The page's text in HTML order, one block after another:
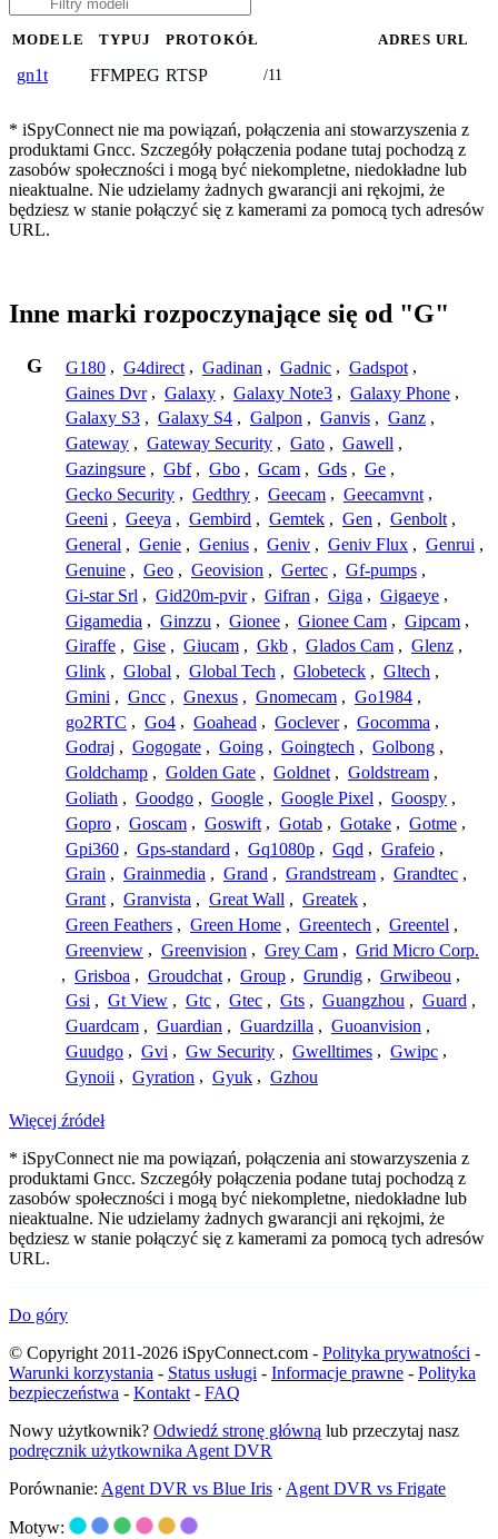
MODELE TYPUJ PROTOKÓŁ ADRES URL
gn1t FFMPEG RTSP /11
* iSpyConnect nie ma powiązań, połączenia ani stowarzyszenia z
produktami Gncc. Szczegóły połączenia podane tutaj pochodzą z
zasobów społeczności i mogą być niekompletne, niedokładne lub
nieaktualne. Nie udzielamy żadnych gwarancji ani rękojmi, że
będziesz w stanie połączyć się z kamerami za pomocą tych adresów
URL.
Inne marki rozpoczynające się od "G"
G G180 , G4direct , Gadinan , Gadnic , Gadspot ,
Gaines Dvr , Galaxy , Galaxy Note3 , Galaxy Phone ,
Galaxy S3 , Galaxy S4 , Galpon , Ganvis , Ganz ,
Gateway , Gateway Security , Gato , Gawell ,
Gazingsure , Gbf , Gbo , Gcam , Gds , Ge ,
Gecko Security , Gedthry , Geecam , Geecamvnt ,
Geeni , Geeya , Gembird , Gemtek , Gen , Genbolt ,
General , Genie , Genius , Geniv , Geniv Flux , Genrui ,
Genuine , Geo , Geovision , Gertec , Gf-pumps ,
Gi-star Srl , Gid20m-pvir , Gifran , Giga , Gigaeye ,
Gigamedia , Ginzzu , Gionee , Gionee Cam , Gipcam ,
Giraffe , Gise , Giucam , Gkb , Glados Cam , Glenz ,
Glink , Global , Global Tech , Globeteck , Gltech ,
Gmini , Gncc , Gnexus , Gnomecam , Go1984 ,
go2RTC , Go4 , Goahead , Goclever , Gocomma ,
Godraj , Gogogate , Going , Goingtech , Golbong ,
Goldchamp , Golden Gate , Goldnet , Goldstream ,
Goliath , Goodgo , Google , Google Pixel , Goospy ,
Gopro , Goscam , Goswift , Gotab , Gotake , Gotme ,
Gpi360 , Gps-standard , Gq1080p , Gqd , Grafeio ,
Grain , Grainmedia , Grand , Grandstream , Grandtec ,
Grant , Granvista , Great Wall , Greatek ,
Green Feathers , Green Home , Greentech , Greentel ,
Greenview , Greenvision , Grey Cam , Grid Micro Corp.
, Grisboa , Groudchat , Group , Grundig , Grwibeou ,
Gsi , Gt View , Gtc , Gtec , Gts , Guangzhou , Guard ,
Guardcam , Guardian , Guardzilla , Guoanvision ,
Guudgo , Gvi , Gw Security , Gwelltimes , Gwipc ,
Gynoii , Gyration , Gyuk , Gzhou
Więcej źródeł
* iSpyConnect nie ma powiązań, połączenia ani stowarzyszenia z
produktami Gncc. Szczegóły połączenia podane tutaj pochodzą z
zasobów społeczności i mogą być niekompletne, niedokładne lub
nieaktualne. Nie udzielamy żadnych gwarancji ani rękojmi, że
będziesz w stanie połączyć się z kamerami za pomocą tych adresów
URL.
Do góry
© Copyright 2011-2026 iSpyConnect.com - Polityka prywatności -
Warunki korzystania - Status usługi - Informacje prawne - Polityka
bezpieczeństwa - Kontakt - FAQ
Nowy użytkownik? Odwiedź stronę główną lub przeczytaj nasz
podręcznik użytkownika Agent DVR
Porównanie: Agent DVR vs Blue Iris · Agent DVR vs Frigate
Motyw: